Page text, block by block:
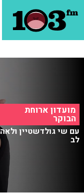
מועדון ארוחת
הבוקר
עם שי גולדשטיין ולאה
לב